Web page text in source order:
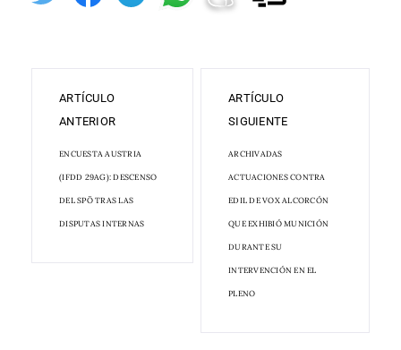
ARTÍCULO
ANTERIOR
ENCUESTA AUSTRIA
(IFDD 29AG): DESCENSO
DEL SPÖ TRAS LAS
DISPUTAS INTERNAS
ARTÍCULO
SIGUIENTE
ARCHIVADAS
ACTUACIONES CONTRA
EDIL DE VOX ALCORCÓN
QUE EXHIBIÓ MUNICIÓN
DURANTE SU
INTERVENCIÓN EN EL
PLENO